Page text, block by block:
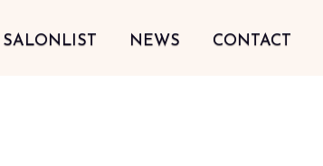
SALONLIST NEWS CONTACT